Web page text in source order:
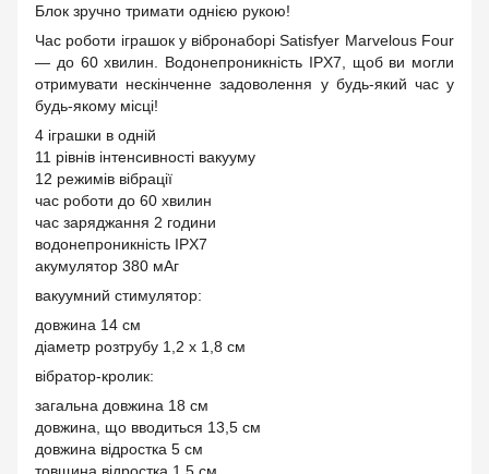
Блок зручно тримати однією рукою!
Час роботи іграшок у вібронаборі Satisfyer Marvelous Four
— до 60 хвилин. Водонепроникність IPX7, щоб ви могли
отримувати нескінченне задоволення у будь-який час у
будь-якому місці!
4 іграшки в одній
11 рівнів інтенсивності вакууму
12 режимів вібрації
час роботи до 60 хвилин
час заряджання 2 години
водонепроникність IPX7
акумулятор 380 мАг
вакуумний стимулятор:
довжина 14 см
діаметр розтрубу 1,2 х 1,8 см
вібратор-кролик:
загальна довжина 18 см
довжина, що вводиться 13,5 см
довжина відростка 5 см
товщина відростка 1,5 см